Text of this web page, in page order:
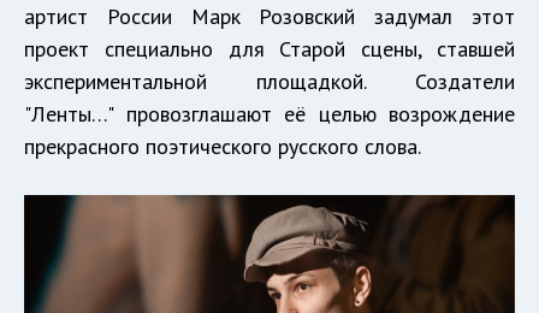
артист России Марк Розовский задумал этот
проект специально для Старой сцены, ставшей
экспериментальной площадкой. Создатели
"Ленты…" провозглашают её целью возрождение
прекрасного поэтического русского слова.